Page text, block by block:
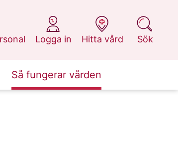
Logga in
på 1177.se
Hitta vård
på 1177.se
Sök
på 1177.se
Så fungerar vården